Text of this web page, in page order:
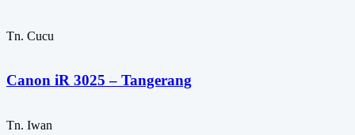
Tn. Cucu
Canon iR 3025 – Tangerang
Tn. Iwan